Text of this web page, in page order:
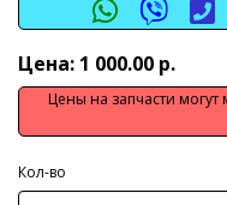
Цена: 1 000.00 р.
Цены на запчасти
Кол-во